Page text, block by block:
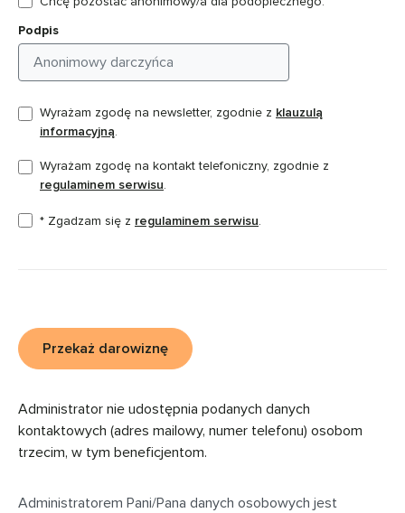
Podpis
Wyrażam zgodę na newsletter, zgodnie z klauzulą
informacyjną.
Wyrażam zgodę na kontakt telefoniczny, zgodnie z
regulaminem serwisu.
* Zgadzam się z regulaminem serwisu.
Przekaż darowiznę
Administrator nie udostępnia podanych danych
kontaktowych (adres mailowy, numer telefonu) osobom
trzecim, w tym beneficjentom.
Administratorem Pani/Pana danych osobowych jest